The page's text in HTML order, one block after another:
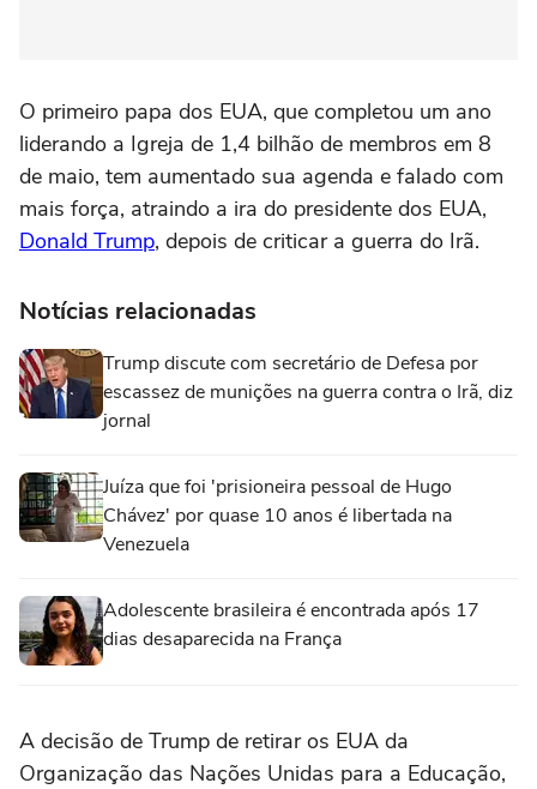
O primeiro papa dos EUA, ‌que completou um ano
liderando a Igreja de 1,4 bilhão de membros em 8
de maio, tem aumentado ‌sua agenda e falado com
mais ‌força, atraindo a ira do presidente dos EUA,
Donald Trump, depois de criticar a guerra do Irã.
Notícias relacionadas
Trump discute com secretário de Defesa por
escassez de munições na guerra contra o Irã, diz
jornal
Juíza que foi 'prisioneira pessoal de Hugo
Chávez' por quase 10 anos é libertada na
Venezuela
Adolescente brasileira é encontrada após 17
dias desaparecida na França
A decisão de Trump de retirar os EUA da
Organização das Nações Unidas para a Educação,